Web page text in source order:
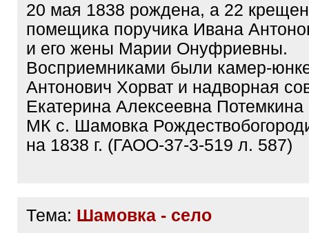
20 мая 1838 рождена, а 22
помещика поручика Ивана
и его жены Марии Онуфриевны.
Восприемниками были камер-
Антонович Хорват и надворная
Екатерина Алексеевна Потемкина
МК с. Шамовка
на 1838 г. (ГАОО-37-3-519 л. 587)
Тема: Шамовка - село